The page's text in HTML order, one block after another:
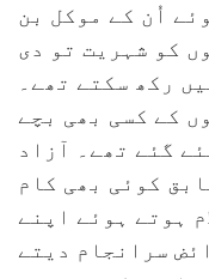
اُن کے موکل بن
کو شہریت تو دی
رکھ سکتے تھے۔
کے کسی بھی بچے
گئے تھے۔ آزاد
کوئی بھی کام
ہوتے ہوئے اپنے
سرانجام دیتے